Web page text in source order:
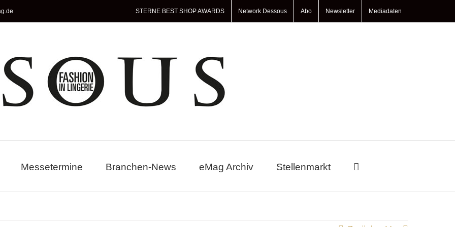
STERNE BEST SHOP AWARDS Network Dessous Abo Newsletter Mediadaten
Messetermine Branchen-News eMag Archiv Stellenmarkt